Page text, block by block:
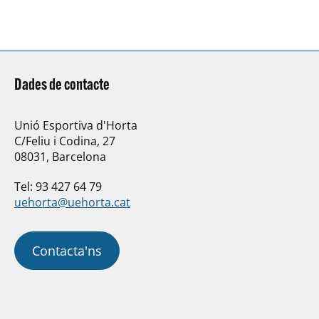
Dades de contacte
Unió Esportiva d'Horta
C/Feliu i Codina, 27
08031, Barcelona
Tel: 93 427 64 79
uehorta@uehorta.cat
Contacta'ns